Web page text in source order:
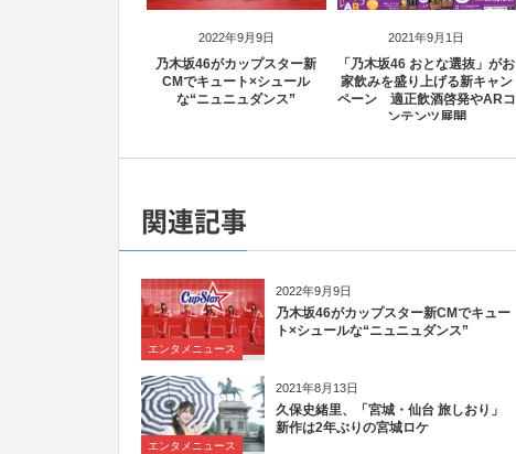
2022年9月9日
乃木坂46がカップスター新
CMでキュート×シュール
な“ニュニュダンス”
2021年9月1日
「乃木坂46 おとな選抜」がお
家飲みを盛り上げる新キャン
ペーン 適正飲酒啓発やARコ
ンテンツ展開
関連記事
2022年9月9日
エンタメニュース
乃木坂46がカップスター新CMでキュー
ト×シュールな“ニュニュダンス”
2021年8月13日
エンタメニュース
久保史緒里、「宮城・仙台 旅しおり」
新作は2年ぶりの宮城ロケ